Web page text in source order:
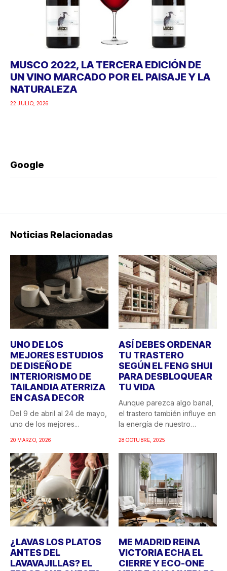
MUSCO 2022, LA TERCERA EDICIÓN DE
UN VINO MARCADO POR EL PAISAJE Y LA
NATURALEZA
22 JULIO, 2026
Google
Noticias Relacionadas
UNO DE LOS
MEJORES ESTUDIOS
DE DISEÑO DE
INTERIORISMO DE
TAILANDIA ATERRIZA
EN CASA DECOR
Del 9 de abril al 24 de mayo,
uno de los mejores...
20 MARZO, 2026
ASÍ DEBES ORDENAR
TU TRASTERO
SEGÚN EL FENG SHUI
PARA DESBLOQUEAR
TU VIDA
Aunque parezca algo banal,
el trastero también influye en
la energía de nuestro
28 OCTUBRE, 2025
¿LAVAS LOS PLATOS
ANTES DEL
LAVAVAJILLAS? EL
ME MADRID REINA
VICTORIA ECHA EL
CIERRE Y ECO-ONE